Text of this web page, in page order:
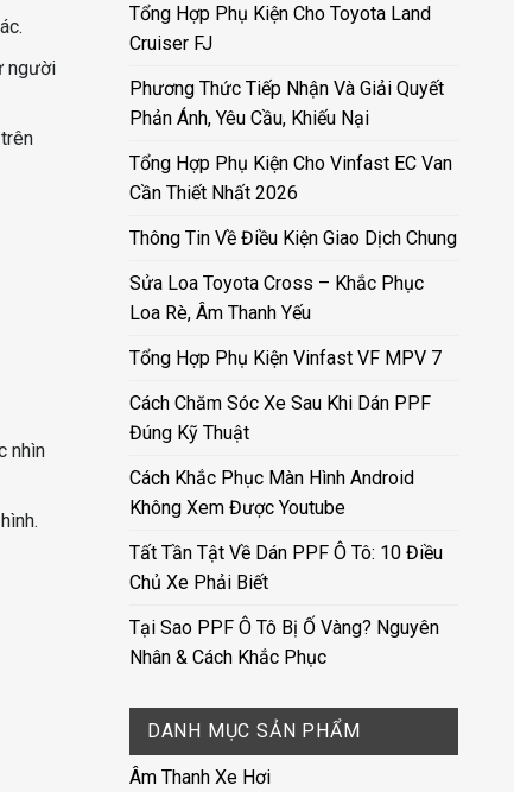
người
nhìn
Tổng Hợp Phụ Kiện Cho Toyota Land
Cruiser FJ
Phương Thức Tiếp Nhận Và Giải Quyết
Phản Ánh, Yêu Cầu, Khiếu Nại
Tổng Hợp Phụ Kiện Cho Vinfast EC Van
Cần Thiết Nhất 2026
Thông Tin Về Điều Kiện Giao Dịch Chung
Sửa Loa Toyota Cross – Khắc Phục
Loa Rè, Âm Thanh Yếu
Tổng Hợp Phụ Kiện Vinfast VF MPV 7
Cách Chăm Sóc Xe Sau Khi Dán PPF
Đúng Kỹ Thuật
Cách Khắc Phục Màn Hình Android
Không Xem Được Youtube
Tất Tần Tật Về Dán PPF Ô Tô: 10 Điều
Chủ Xe Phải Biết
Tại Sao PPF Ô Tô Bị Ố Vàng? Nguyên
Nhân & Cách Khắc Phục
DANH MỤC SẢN PHẨM
Âm Thanh Xe Hơi